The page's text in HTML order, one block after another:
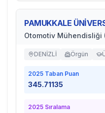
PAMUKKALE
Otomotiv Mühendisliği
DENİZLİ Örgün
2025 Taban Puan
345.71135
2025 Sıralama